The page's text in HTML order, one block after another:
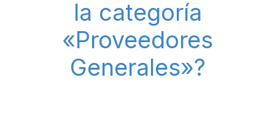
la categoría
«Proveedores
Generales»?